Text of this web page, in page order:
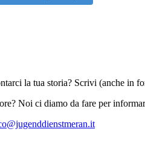
la tua storia? Scrivi (anche in
Noi ci diamo da fare per